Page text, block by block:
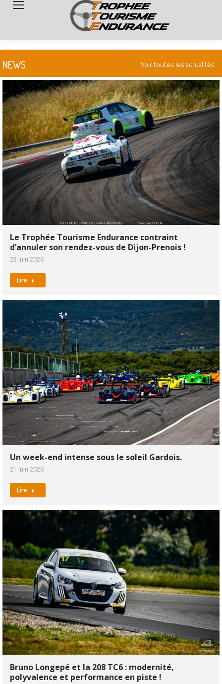
NEWS Voir toutes les actualités
Le Trophée Tourisme Endurance contraint
d’annuler son rendez-vous de Dijon-Prenois !
23 juin 2026
Lire
Un week-end intense sous le soleil Gardois.
21 juin 2026
Lire
Bruno Longepé et la 208 TC6 : modernité,
polyvalence et performance en piste !